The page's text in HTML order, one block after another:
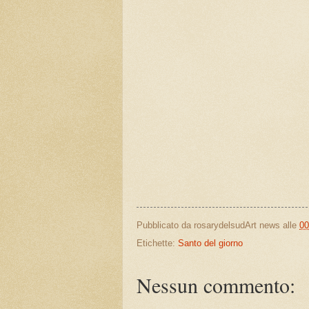
Pubblicato da rosarydelsudArt news alle
Etichette: Santo del giorno
Nessun commento: